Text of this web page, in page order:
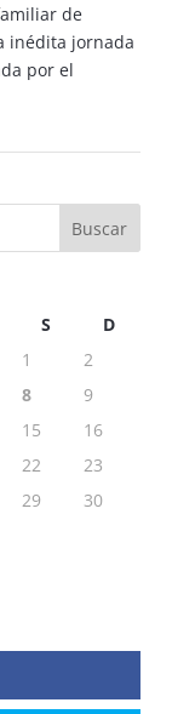
de
inédita jornada
por el
S
D
1
2
8
9
15
16
22
23
29
30